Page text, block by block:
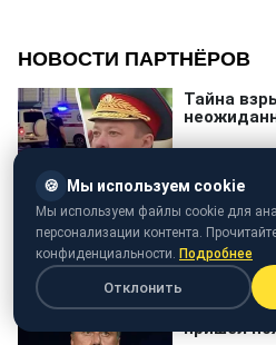
🍪 Мы используем cookie
Мы используем файлы cookie для
персонализации контента.
конфиденциальности. Подробнее
Отклонить